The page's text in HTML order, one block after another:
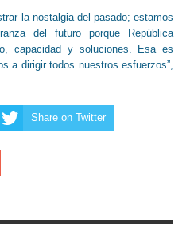
la nostalgia del pasado; estamos
del futuro porque República
capacidad y soluciones. Esa es
a dirigir todos nuestros esfuerzos”,
Share on Twitter